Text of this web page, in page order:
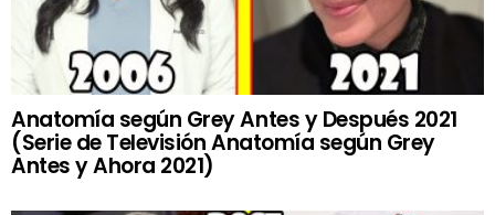
Anatomía según Grey Antes y Después 2021
(Serie de Televisión Anatomía según Grey
Antes y Ahora 2021)